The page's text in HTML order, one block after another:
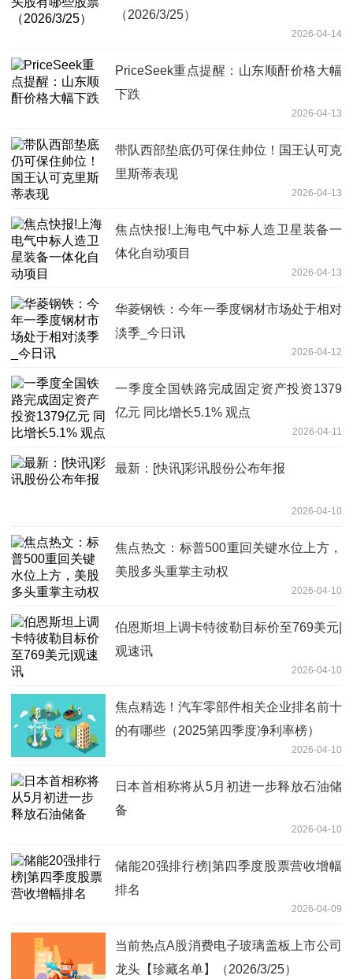
（2026/3/25）
2026-04-14
PriceSeek重点提醒：山东顺酐价格大幅
下跌
2026-04-13
带队西部垫底仍可保住帅位！国王认可克
里斯蒂表现
2026-04-13
焦点快报!上海电气中标人造卫星装备一
体化自动项目
2026-04-13
华菱钢铁：今年一季度钢材市场处于相对
淡季_今日讯
2026-04-12
一季度全国铁路完成固定资产投资1379
亿元 同比增长5.1% 观点
2026-04-11
最新：[快讯]彩讯股份公布年报
2026-04-10
焦点热文：标普500重回关键水位上方，
美股多头重掌主动权
2026-04-10
伯恩斯坦上调卡特彼勒目标价至769美元|
观速讯
2026-04-10
焦点精选！汽车零部件相关企业排名前十
的有哪些（2025第四季度净利率榜）
2026-04-10
日本首相称将从5月初进一步释放石油储
备
2026-04-10
储能20强排行榜|第四季度股票营收增幅
排名
2026-04-09
当前热点A股消费电子玻璃盖板上市公司
龙头【珍藏名单】（2026/3/25）